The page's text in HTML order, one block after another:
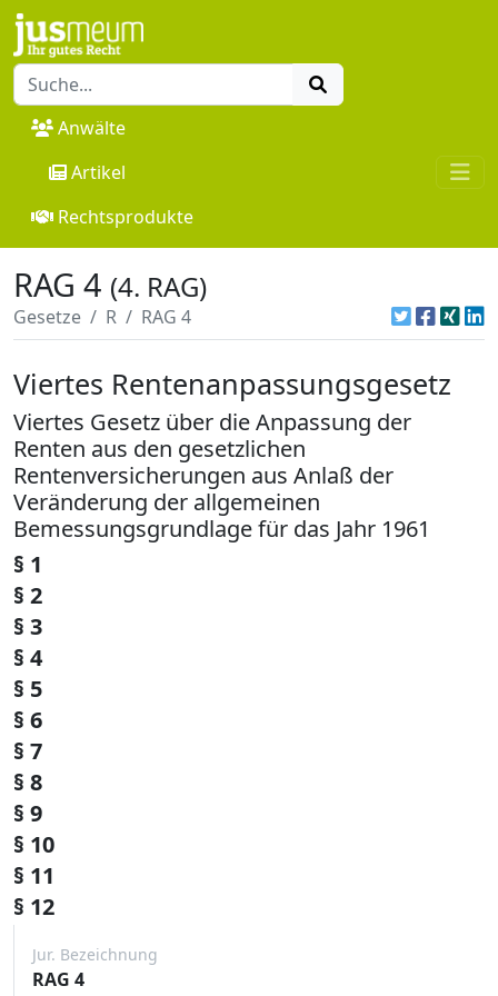
Anwälte
Artikel
Rechtsprodukte
RAG 4 (4. RAG)
Gesetze R RAG 4
Viertes Rentenanpassungsgesetz
Viertes Gesetz über die Anpassung der
Renten aus den gesetzlichen
Rentenversicherungen aus Anlaß der
Veränderung der allgemeinen
Bemessungsgrundlage für das Jahr 1961
§ 1
§ 2
§ 3
§ 4
§ 5
§ 6
§ 7
§ 8
§ 9
§ 10
§ 11
§ 12
Jur. Bezeichnung
RAG 4